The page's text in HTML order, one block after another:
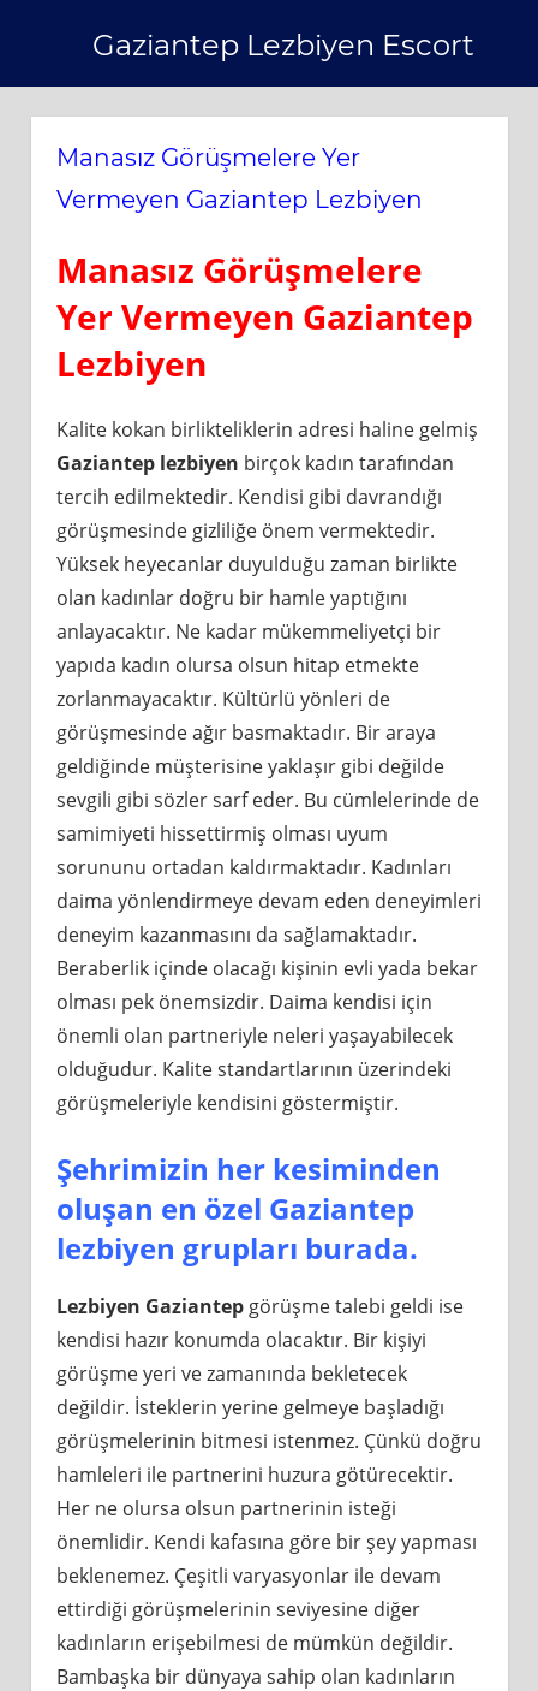
content
Gaziantep Lezbiyen Escort
Manasız Görüşmelere Yer
Vermeyen Gaziantep Lezbiyen
Manasız Görüşmelere
Yer Vermeyen Gaziantep
Lezbiyen
Kalite kokan birlikteliklerin adresi haline gelmiş
Gaziantep lezbiyen birçok kadın tarafından
tercih edilmektedir. Kendisi gibi davrandığı
görüşmesinde gizliliğe önem vermektedir.
Yüksek heyecanlar duyulduğu zaman birlikte
olan kadınlar doğru bir hamle yaptığını
anlayacaktır. Ne kadar mükemmeliyetçi bir
yapıda kadın olursa olsun hitap etmekte
zorlanmayacaktır. Kültürlü yönleri de
görüşmesinde ağır basmaktadır. Bir araya
geldiğinde müşterisine yaklaşır gibi değilde
sevgili gibi sözler sarf eder. Bu cümlelerinde de
samimiyeti hissettirmiş olması uyum
sorununu ortadan kaldırmaktadır. Kadınları
daima yönlendirmeye devam eden deneyimleri
deneyim kazanmasını da sağlamaktadır.
Beraberlik içinde olacağı kişinin evli yada bekar
olması pek önemsizdir. Daima kendisi için
önemli olan partneriyle neleri yaşayabilecek
olduğudur. Kalite standartlarının üzerindeki
görüşmeleriyle kendisini göstermiştir.
Şehrimizin her kesiminden
oluşan en özel Gaziantep
lezbiyen grupları burada.
Lezbiyen Gaziantep görüşme talebi geldi ise
kendisi hazır konumda olacaktır. Bir kişiyi
görüşme yeri ve zamanında bekletecek
değildir. İsteklerin yerine gelmeye başladığı
görüşmelerinin bitmesi istenmez. Çünkü doğru
hamleleri ile partnerini huzura götürecektir.
Her ne olursa olsun partnerinin isteği
önemlidir. Kendi kafasına göre bir şey yapması
beklenemez. Çeşitli varyasyonlar ile devam
ettirdiği görüşmelerinin seviyesine diğer
kadınların erişebilmesi de mümkün değildir.
Bambaşka bir dünyaya sahip olan kadınların